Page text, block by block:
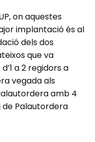
on aquestes
implantació és al
dels dos
que va
a 2 regidors a
vegada als
amb 4
de Palautordera